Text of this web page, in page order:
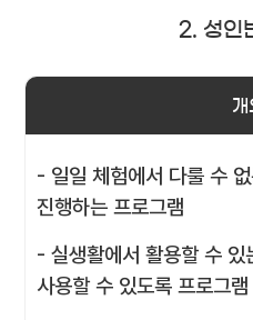
2. 성인
개
- 일일 체험에서 다룰 수
진행하는 프로그램
- 실생활에서 활용할 수 있
사용할 수 있도록 프로그